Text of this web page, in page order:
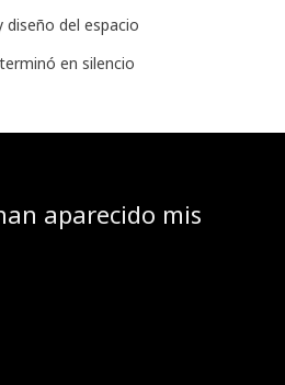
del espacio
en silencio
aparecido mis